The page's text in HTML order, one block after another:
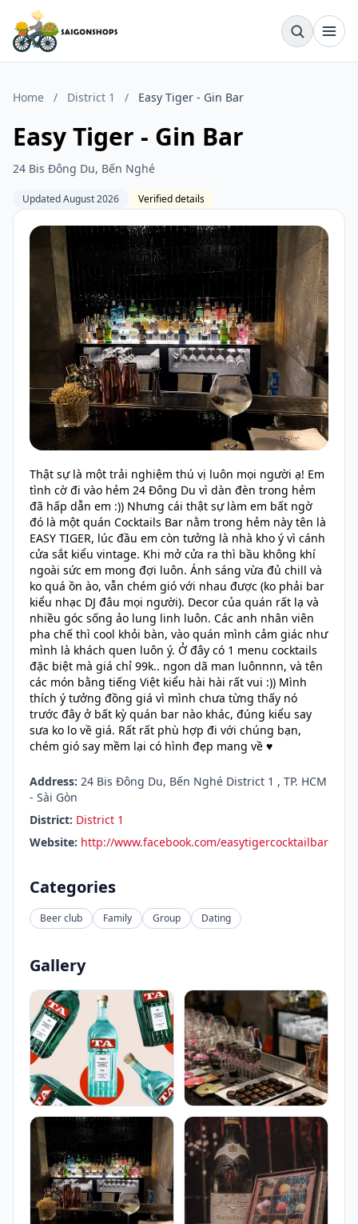
Home / District 1 / Easy Tiger - Gin Bar
Easy Tiger - Gin Bar
24 Bis Đông Du, Bến Nghé
Updated August 2026 Verified details
Thật sự là một trải nghiệm thú vị luôn mọi người ạ! Em
tình cờ đi vào hẻm 24 Đông Du vì dàn đèn trong hẻm
đã hấp dẫn em :)) Nhưng cái thật sự làm em bất ngờ
đó là một quán Cocktails Bar nằm trong hẻm này tên là
EASY TIGER, lúc đầu em còn tưởng là nhà kho ý vì cánh
cửa sắt kiểu vintage. Khi mở cửa ra thì bầu không khí
ngoài sức em mong đợi luôn. Ánh sáng vừa đủ chill và
ko quá ồn ào, vẫn chém gió với nhau được (ko phải bar
kiểu nhạc DJ đâu mọi người). Decor của quán rất lạ và
nhiều góc sống ảo lung linh luôn. Các anh nhân viên
pha chế thì cool khỏi bàn, vào quán mình cảm giác như
mình là khách quen luôn ý. Ở đây có 1 menu cocktails
đặc biệt mà giá chỉ 99k.. ngon dã man luônnnn, và tên
các món bằng tiếng Việt kiểu hài hài rất vui :)) Mình
thích ý tưởng đồng giá vì mình chưa từng thấy nó
trước đây ở bất kỳ quán bar nào khác, đúng kiểu say
sưa ko lo về giá. Rất rất phù hợp đi với chúng bạn,
chém gió say mềm lại có hình đẹp mang về ♥️
Address: 24 Bis Đông Du, Bến Nghé District 1 , TP. HCM
- Sài Gòn
District: District 1
Website: http://www.facebook.com/easytigercocktailbar
Categories
Beer club Family Group Dating
Gallery